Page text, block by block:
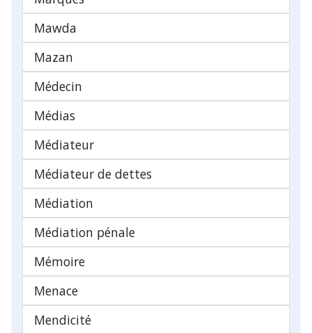
Mawda
Mazan
Médecin
Médias
Médiateur
Médiateur de dettes
Médiation
Médiation pénale
Mémoire
Menace
Mendicité